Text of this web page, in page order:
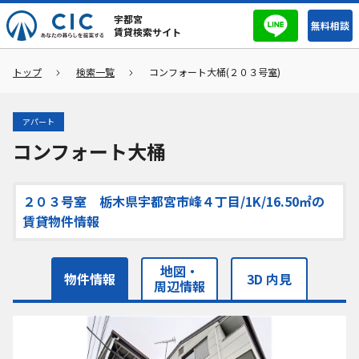
宇都宮
賃貸検索サイト
無料相談
トップ 検索一覧 コンフォート大桶(２０３号室)
アパート
コンフォート大桶
２０３号室 栃木県宇都宮市峰４丁目/1K/16.50㎡の
賃貸物件情報
物件情報 地図・
周辺情報 3D 内見